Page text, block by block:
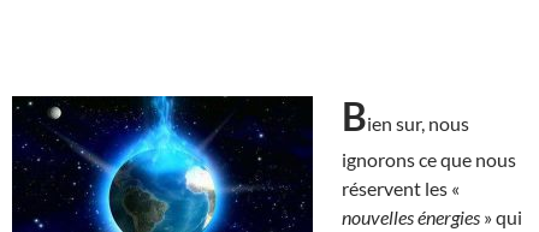
Bien sur, nous
ignorons ce que nous
réservent les «
nouvelles énergies » qui